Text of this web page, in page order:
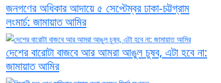
জনগণের অধিকার আদায়ে ৫ সেপ্টেম্বর ঢাকা-চট্টগ্রাম
লংমার্চ: জামায়াত আমির
দেশের বারোটা বাজবে আর আমরা আঙুল চুষব, এটা হবে না:
জামায়াত আমির